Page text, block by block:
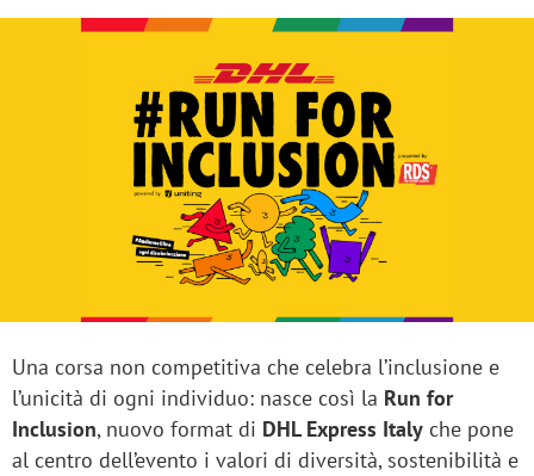
Una corsa non competitiva che celebra l’inclusione e
l’unicità di ogni individuo: nasce così la Run for
Inclusion, nuovo format di DHL Express Italy che pone
al centro dell’evento i valori di diversità, sostenibilità e